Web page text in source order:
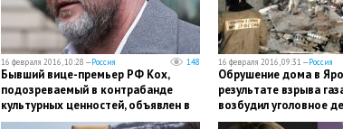
16 февраля 2016, 10:28 —Россия 148
Бывший вице-премьер РФ Кох,
подозреваемый в контрабанде
культурных ценностей, объявлен в
международный розыск
16 февраля 2016, 09:31 —Россия
Обрушение дома в
результате взрыва
возбудил уголовное